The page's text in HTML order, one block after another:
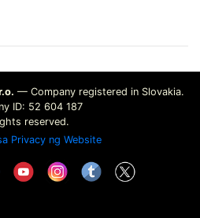
— Company registered in Slovakia.
ID: 52 604 187
reserved.
Privacy ng Website